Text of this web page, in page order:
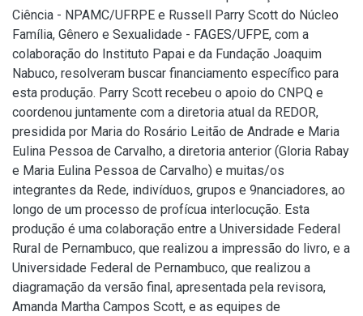
Ciência - NPAMC/UFRPE e Russell Parry Scott do Núcleo
Família, Gênero e Sexualidade - FAGES/UFPE, com a
colaboração do Instituto Papai e da Fundação Joaquim
Nabuco, resolveram buscar financiamento específico para
esta produção. Parry Scott recebeu o apoio do CNPQ e
coordenou juntamente com a diretoria atual da REDOR,
presidida por Maria do Rosário Leitão de Andrade e Maria
Eulina Pessoa de Carvalho, a diretoria anterior (Gloria Rabay
e Maria Eulina Pessoa de Carvalho) e muitas/os
integrantes da Rede, indivíduos, grupos e 9nanciadores, ao
longo de um processo de profícua interlocução. Esta
produção é uma colaboração entre a Universidade Federal
Rural de Pernambuco, que realizou a impressão do livro, e a
Universidade Federal de Pernambuco, que realizou a
diagramação da versão final, apresentada pela revisora,
Amanda Martha Campos Scott, e as equipes de